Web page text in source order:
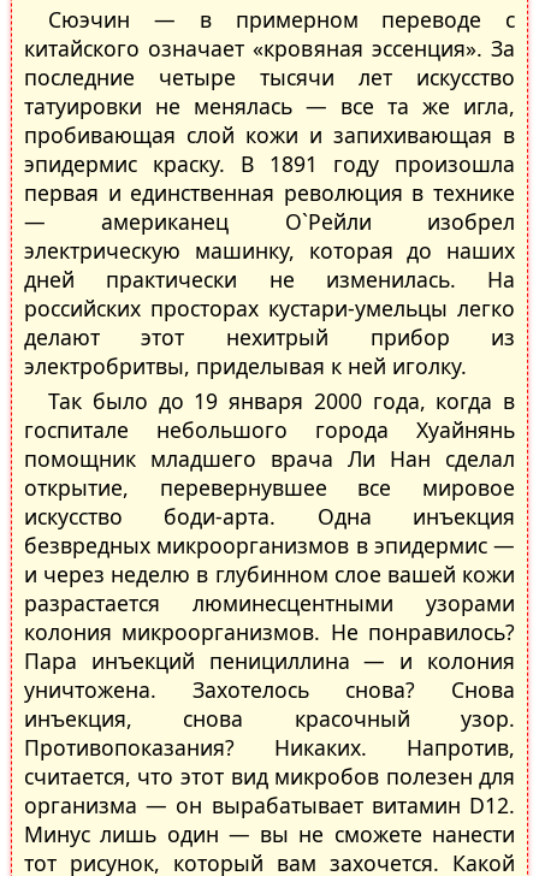
Сюэчин — в примерном переводе с
китайского означает «кровяная эссенция». За
последние четыре тысячи лет искусство
татуировки не менялась — все та же игла,
пробивающая слой кожи и запихивающая в
эпидермис краску. В 1891 году произошла
первая и единственная революция в технике
— американец О`Рейли изобрел
электрическую машинку, которая до наших
дней практически не изменилась. На
российских просторах кустари-умельцы легко
делают этот нехитрый прибор из
электробритвы, приделывая к ней иголку.
Так было до 19 января 2000 года, когда в
госпитале небольшого города Хуайнянь
помощник младшего врача Ли Нан сделал
открытие, перевернувшее все мировое
искусство боди-арта. Одна инъекция
безвредных микроорганизмов в эпидермис —
и через неделю в глубинном слое вашей кожи
разрастается люминесцентными узорами
колония микроорганизмов. Не понравилось?
Пара инъекций пенициллина — и колония
уничтожена. Захотелось снова? Снова
инъекция, снова красочный узор.
Противопоказания? Никаких. Напротив,
считается, что этот вид микробов полезен для
организма — он вырабатывает витамин D12.
Минус лишь один — вы не сможете нанести
тот рисунок, который вам захочется. Какой